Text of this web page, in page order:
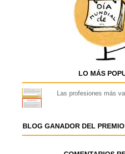
LO MÁS
Las profesiones más
BLOG GANADOR DEL